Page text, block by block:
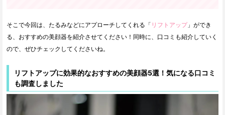
そこで今回は、たるみなどにアプローチしてくれる「 リフトアップ」ができ
る、おすすめの美顔器を紹介させてください！同時に、口コミも紹介していく
ので、ぜひチェックしてくださいね。
リフトアップに効果的なおすすめの美顔器5選！気になる口コミ
も調査しました